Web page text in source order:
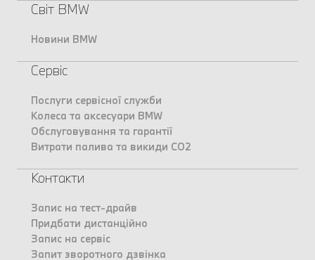
Світ BMW
Новини BMW
Сервіс
Послуги сервісної служби
Колеса та аксесуари BMW
Обслуговування та гарантії
Витрати палива та викиди CO2
Контакти
Запис на тест-драйв
Придбати дистанційно
Запис на сервіс
Запит зворотного дзвінка